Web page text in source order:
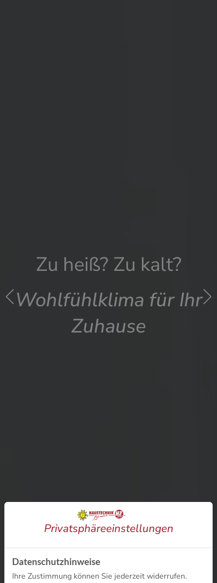
Zu heiß? Zu kalt?
Wohlfühlklima für Ihr
Zuhause
Privatsphäre­einstellungen
Datenschutzhinweise
Ihre Zustimmung können Sie jederzeit widerrufen.